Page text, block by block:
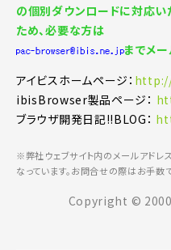
の個別ダウンロードに対応い
ため、必要な方は
までメー
アイビスホームページ：
ibisBrowser製品ページ：
ブラウザ開発日記!!BLOG：
※弊社ウェブサイト内のメールアドレ
なっています。お問合せの際はお手数
Copyright ©